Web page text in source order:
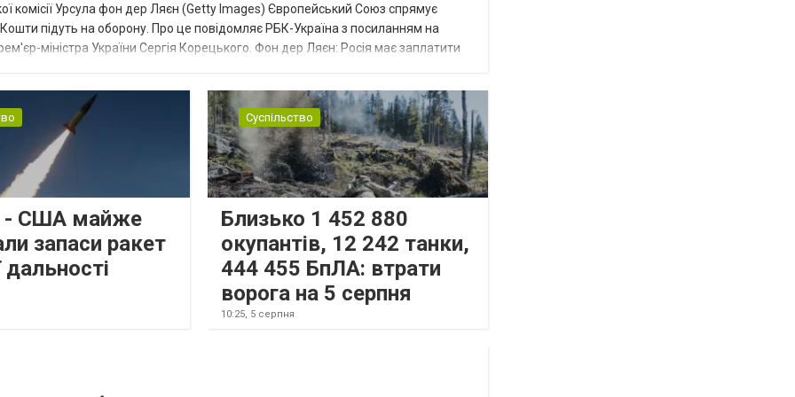
комісії Урсула фон дер Ляєн (Getty Images) Європейський Союз спрямує
Кошти підуть на оборону. Про це повідомляє РБК-Україна з посиланням на
міністра України Сергія Корецького. Фон дер Ляєн: Росія має заплатити
- США майже
запаси ракет
дальності
Суспільство
Близько 1 452 880
окупантів, 12 242 танки,
444 455 БпЛА: втрати
ворога на 5 серпня
10:25, 5 серпня